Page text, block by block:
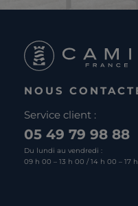
NOUS
Service client :
05 49 79 98 88
Du lundi au vendredi :
09 h 00 – 13 h 00 / 14 h 00 – 17